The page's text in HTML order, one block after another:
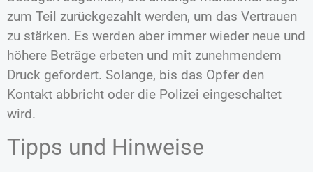
zum Teil zurückgezahlt werden, um das Vertrauen
zu stärken. Es werden aber immer wieder neue und
höhere Beträge erbeten und mit zunehmendem
Druck gefordert. Solange, bis das Opfer den
Kontakt abbricht oder die Polizei eingeschaltet
wird.
Tipps und Hinweise